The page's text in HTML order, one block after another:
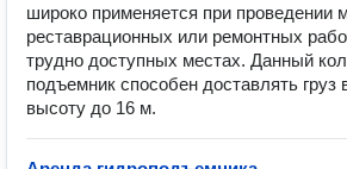
широко применяется при проведении
реставрационных или ремонтных
трудно доступных местах. Данный
подъемник способен доставлять груз
высоту до 16 м.